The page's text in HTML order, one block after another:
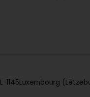
L-1145Luxembourg